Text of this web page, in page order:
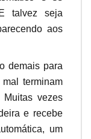
talvez seja
aos
demais para
terminam
vezes
e recebe
um